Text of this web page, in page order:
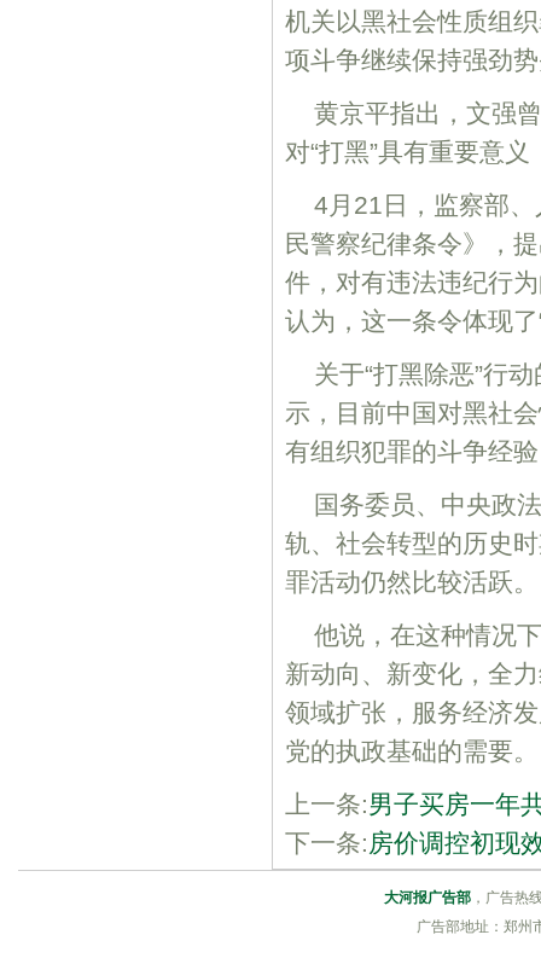
机关以黑社会性质组
项斗争继续保持强劲
黄京平指出，文强
对“打黑”具有重要意
4月21日，监察部
民警察纪律条令》，
件，对有违法违纪行
认为，这一条令体现
关于“打黑除恶”行
示，目前中国对黑社
有组织犯罪的斗争经
国务委员、中央政
轨、社会转型的历史
罪活动仍然比较活跃。
他说，在这种情况
新动向、新变化，全
领域扩张，服务经济
党的执政基础的需要。
上一条:男子买房一年
下一条:房价调控初现
大河报广告部 ，广告热
广告部地址：郑州